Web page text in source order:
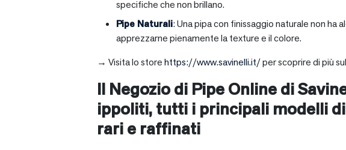
specifiche che non brillano.
Pipe Naturali: Una pipa con finissaggio naturale non ha
apprezzarne pienamente la texture e il colore.
→ Visita lo storehttps://www.savinelli.it/per scoprire di più
Il Negozio di Pipe Online di
ippoliti, tutti i principali modelli
rari e raffinati